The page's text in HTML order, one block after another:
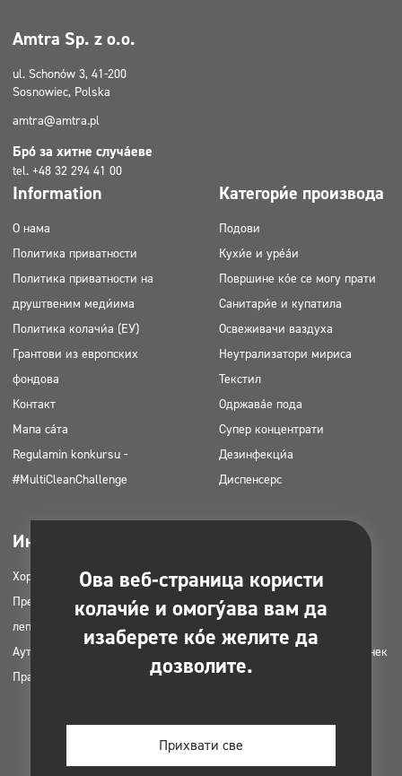
Amtra Sp. z o.o.
ul. Schonów 3, 41-200
Sosnowiec, Polska
amtra@amtra.pl
Број за хитне случајеве
tel. +48 32 294 41 00
Information
О нама
Политика приватности
Политика приватности на
друштвеним медијима
Политика колачића (ЕУ)
Грантови из европских
фондова
Контакт
Мапа сајта
Regulamin konkursu -
#MultiCleanChallenge
Категорије производа
Подови
Кухиње и уређаји
Површине које се могу прати
Санитарије и купатила
Освеживачи ваздуха
Неутрализатори мириса
Текстил
Одржавање пода
Супер концентрати
Дезинфекција
Диспенсерс
Индустриес
Хоретз
Предузећа за чишћење
лепота
Ауто перионице
Праонице
Каталози производа
МСДС картице
Планови апликација за Цлинек
производе
Фотографије за штампање
Е-књиге
Ова веб-страница користи
колачиће и омогућава вам да
изаберете које желите да
дозволите.
Прихвати све